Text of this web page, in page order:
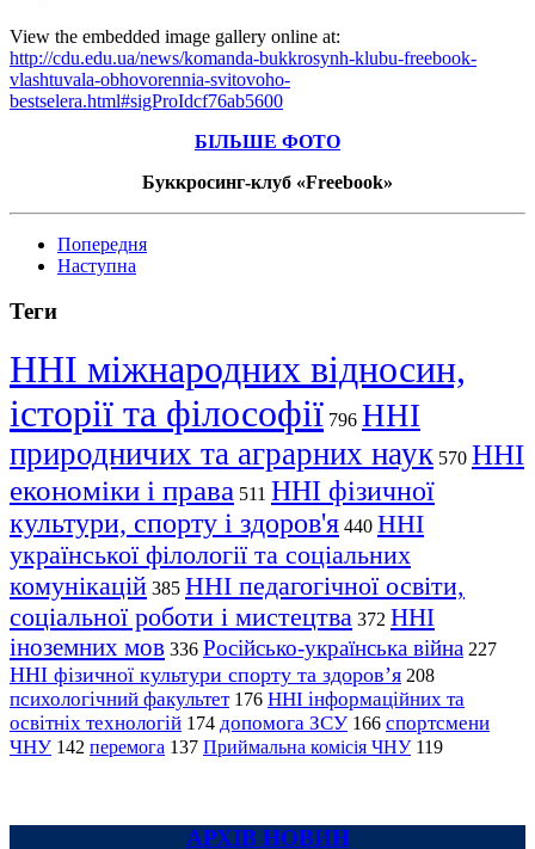
View the embedded image gallery online at:
http://cdu.edu.ua/news/komanda-bukkrosynh-klubu-freebook-
vlashtuvala-obhovorennia-svitovoho-
bestselera.html#sigProIdcf76ab5600
БІЛЬШЕ ФОТО
Буккросинг-клуб «Freebook»
Попередня
Наступна
Теги
ННІ міжнародних відносин,
історії та філософії 796 ННІ
природничих та аграрних наук 570 ННІ
економіки і права 511 ННІ фізичної
культури, спорту і здоров'я 440 ННІ
української філології та соціальних
комунікацій 385 ННІ педагогічної освіти,
соціальної роботи і мистецтва 372 ННІ
іноземних мов 336 Російсько-українська війна 227
ННІ фізичної культури спорту та здоров’я 208
психологічний факультет 176 ННІ інформаційних та
освітніх технологій 174 допомога ЗСУ 166 спортсмени
ЧНУ 142 перемога 137 Приймальна комісія ЧНУ 119
АРХІВ НОВИН